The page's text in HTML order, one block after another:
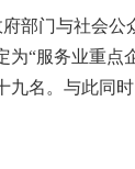
部门与社会公
“服务业重点
名。与此同